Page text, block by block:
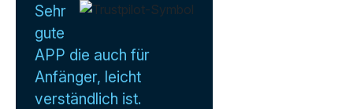
Sehr
gute
APP die auch für
Anfänger, leicht
verständlich ist.